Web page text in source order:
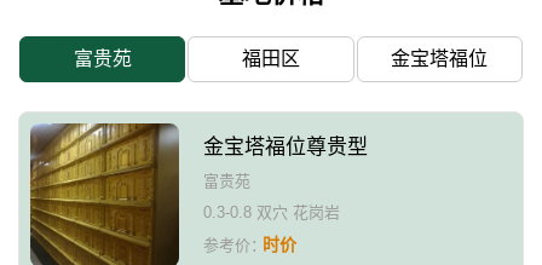
富贵苑 福田区 金宝塔福位
金宝塔福位尊贵型
富贵苑
0.3-0.8 双穴 花岗岩
参考价：时价